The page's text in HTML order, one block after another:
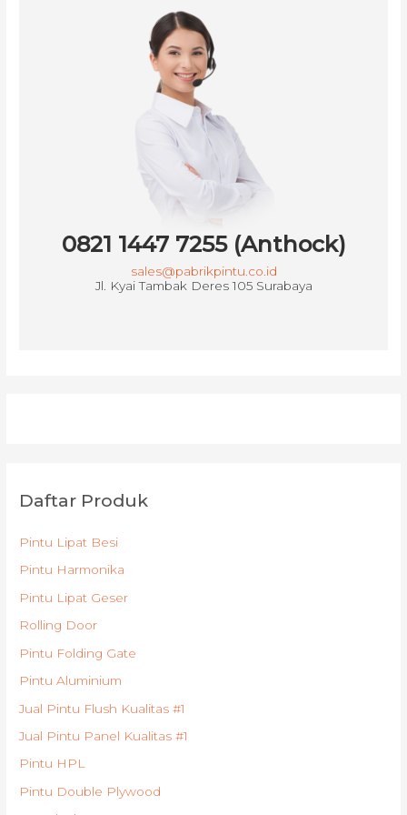
0821 1447 7255 (Anthock)
sales@pabrikpintu.co.id
Jl. Kyai Tambak Deres 105 Surabaya
Daftar Produk
Pintu Lipat Besi
Pintu Harmonika
Pintu Lipat Geser
Rolling Door
Pintu Folding Gate
Pintu Aluminium
Jual Pintu Flush Kualitas #1
Jual Pintu Panel Kualitas #1
Pintu HPL
Pintu Double Plywood